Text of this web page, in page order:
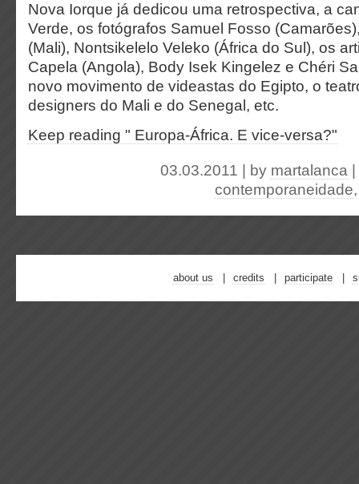
Nova Iorque já dedicou uma retrospectiva, a
Verde, os fotógrafos Samuel Fosso
(Mali), Nontsikelelo Veleko (África do Sul), os
Capela (Angola), Body Isek Kingelez e Chéri
novo movimento de videastas do Egipto, o
designers do Mali e do Senegal, etc.
Keep reading " Europa-África. E vice-versa?"
03.03.2011 | by martalanca
contemporaneidade
about us credits participate